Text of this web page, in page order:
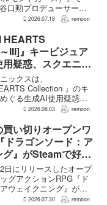
口勲プロデューサー
プを含むRPG的システム
先へ進める...
2026.07.18 remoon
HEARTS
III]』キービジュア
疑惑、スクエニが
な描写は「人為的
ックスは、
Collection 』のキ
ぐる生成AI使用疑惑に
なったアセットは開発チ
「人為的ミス」によるも
2026.08.03 remoon
買い切りオープンワ
ドラゴンソード：ア
グ』がSteamで好発
円、レビュー5,000
好評
日にリリースしたオープ
グアクションRPG『ド
ウェイクニング』が、
タートを切った。7月30
2026.07.30 remoon